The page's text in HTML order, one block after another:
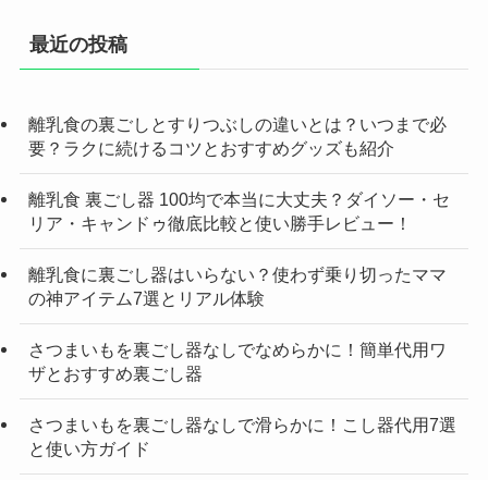
最近の投稿
離乳食の裏ごしとすりつぶしの違いとは？いつまで必
要？ラクに続けるコツとおすすめグッズも紹介
離乳食 裏ごし器 100均で本当に大丈夫？ダイソー・セ
リア・キャンドゥ徹底比較と使い勝手レビュー！
離乳食に裏ごし器はいらない？使わず乗り切ったママ
の神アイテム7選とリアル体験
さつまいもを裏ごし器なしでなめらかに！簡単代用ワ
ザとおすすめ裏ごし器
さつまいもを裏ごし器なしで滑らかに！こし器代用7選
と使い方ガイド